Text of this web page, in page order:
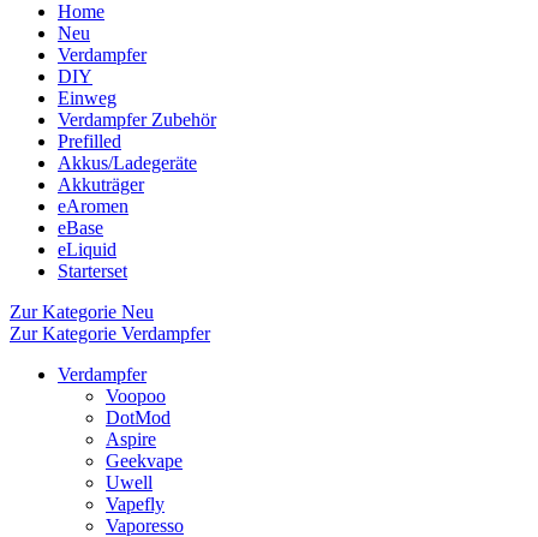
Home
Neu
Verdampfer
DIY
Einweg
Verdampfer Zubehör
Prefilled
Akkus/Ladegeräte
Akkuträger
eAromen
eBase
eLiquid
Starterset
Zur Kategorie Neu
Zur Kategorie Verdampfer
Verdampfer
Voopoo
DotMod
Aspire
Geekvape
Uwell
Vapefly
Vaporesso